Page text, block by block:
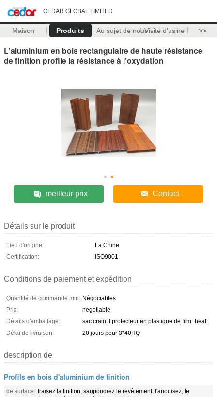
CEDAR GLOBAL LIMITED
Maison Produits Au sujet de nousVisite d'usine >>
L'aluminium en bois rectangulaire de haute résistance
de finition profile la résistance à l'oxydation
meilleur prix Contact
Détails sur le produit
Lieu d'origine:
La Chine
Certification:
ISO9001
Conditions de paiement et expédition
Quantité de commande min: Négociables
Prix:
negotiable
Détails d'emballage:
sac craintif protecteur en plastique de film+heat
Délai de livraison:
20 jours pour 3*40HQ
description de
Profils en bois d'aluminium de finition
de surface: fraisez la finition, saupoudrez le revêtement, l'anodisez, le